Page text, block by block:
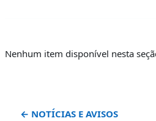
Nenhum item disponível nesta
← NOTÍCIAS E AVISOS